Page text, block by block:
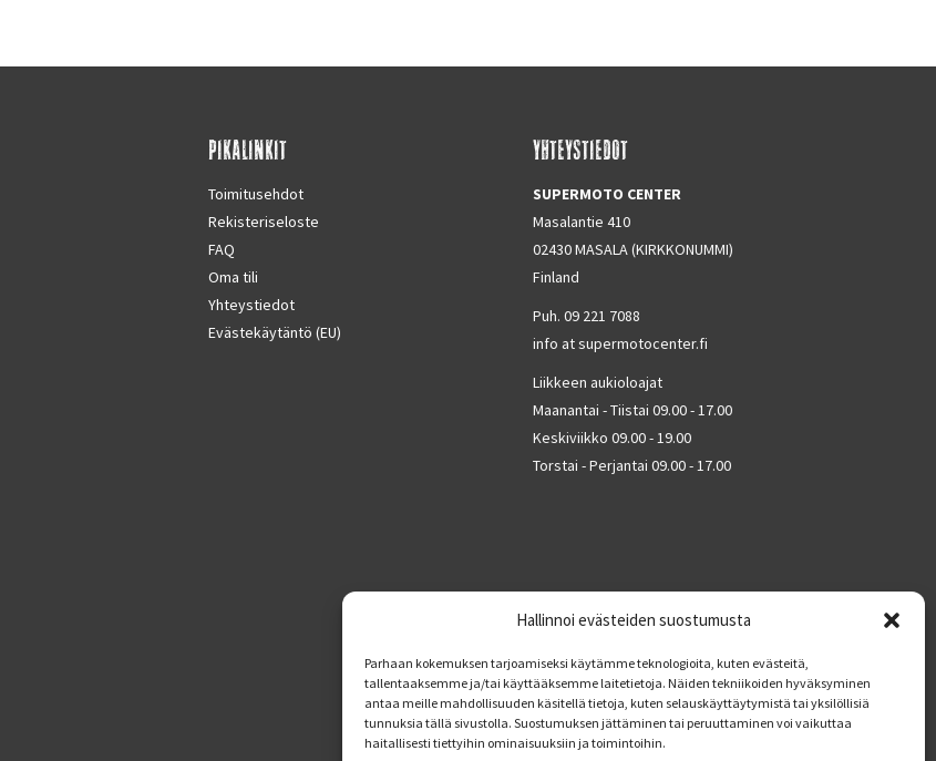
Hallinnoi evästeiden suostumusta
Parhaan kokemuksen tarjoamiseksi käytämme teknologioita, kuten evästeitä,
tallentaaksemme ja/tai käyttääksemme laitetietoja. Näiden tekniikoiden hyväksyminen
antaa meille mahdollisuuden käsitellä tietoja, kuten selauskäyttäytymistä tai yksilöllisiä
tunnuksia tällä sivustolla. Suostumuksen jättäminen tai peruuttaminen voi vaikuttaa
haitallisesti tiettyihin ominaisuuksiin ja toimintoihin.
PIKALINKIT
Toimitusehdot
Rekisteriseloste
FAQ
Oma tili
Yhteystiedot
Evästekäytäntö (EU)
YHTEYSTIEDOT
SUPERMOTO CENTER
Masalantie 410
02430 MASALA (KIRKKONUMMI)
Finland
Puh. 09 221 7088
info at supermotocenter.fi
Liikkeen aukioloajat
Maanantai - Tiistai 09.00 - 17.00
Keskiviikko 09.00 - 19.00
Torstai - Perjantai 09.00 - 17.00